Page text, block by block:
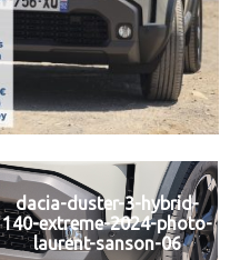
dacia-duster-3-hybrid-
140-extreme-2024-photo-
laurent-sanson-06